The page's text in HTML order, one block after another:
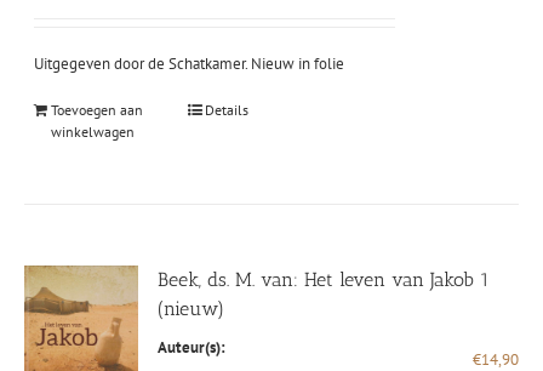
Uitgegeven door de Schatkamer. Nieuw in folie
Toevoegen aan
winkelwagen
Details
Beek, ds. M. van: Het leven van Jakob 1
(nieuw)
Auteur(s):
€14,90